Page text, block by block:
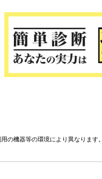
の機器等の環境により異なります。